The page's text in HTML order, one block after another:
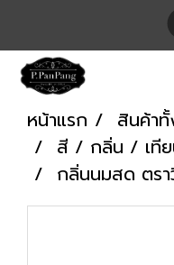
หน้าแรก สินค้า
สี / กลิ่น / เที
กลิ่นนมสด ตรา